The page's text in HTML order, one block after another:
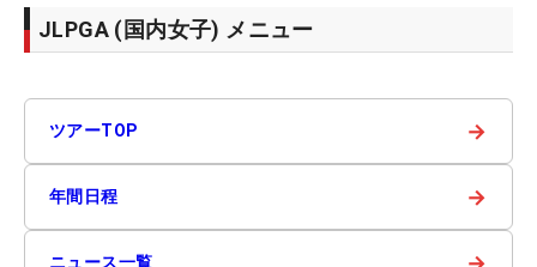
JLPGA (国内女子) メニュー
ツアーTOP →
年間日程 →
ニュース一覧